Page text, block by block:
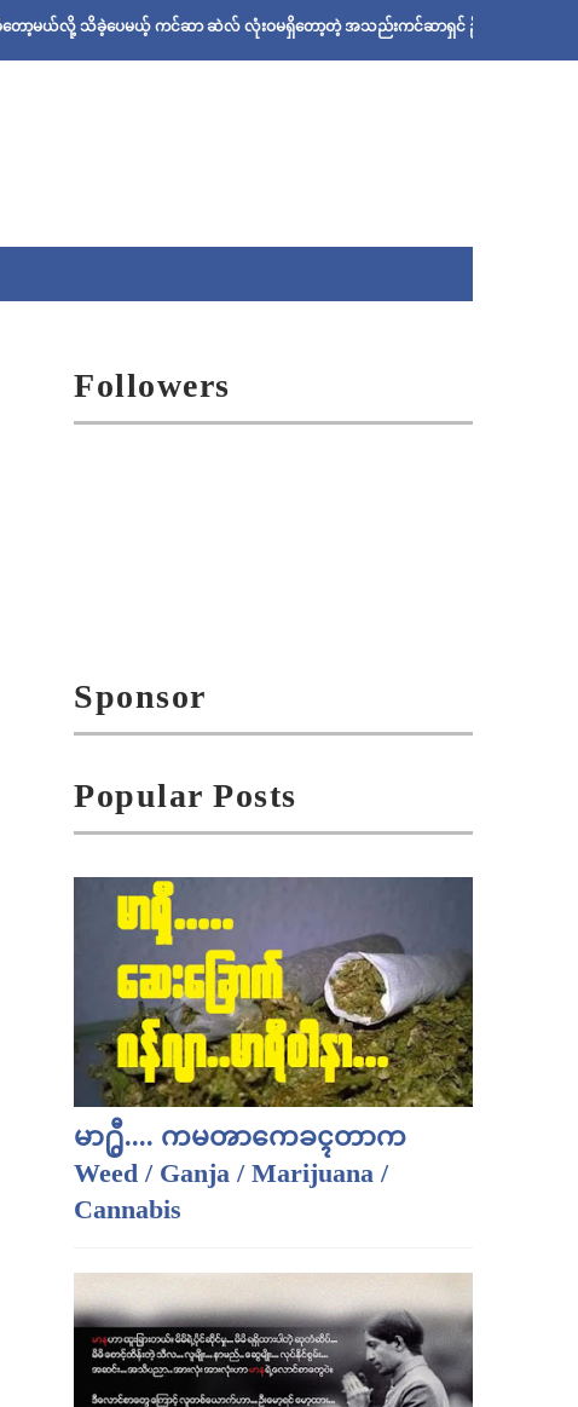
ကင်ဆာ ဆဲလ် လုံးဝမရှိတော့တဲ့ အသည်းကင်ဆာရှင် ဦးစိုးသန်းရဲ့ ဆေးနည်း
Followers
Sponsor
Popular Posts
မာ႐ွီ.... ကမၻာကေခၚတာက
Weed / Ganja / Marijuana /
Cannabis